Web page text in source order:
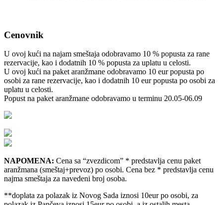
Cenovnik
U ovoj kući na najam smeštaja odobravamo 10 % popusta za rane
rezervacije, kao i dodatnih 10 % popusta za uplatu u celosti.
U ovoj kući na paket aranžmane odobravamo 10 eur popusta po
osobi za rane rezervacije, kao i dodatnih 10 eur popusta po osobi za
uplatu u celosti.
Popust na paket aranžmane odobravamo u terminu 20.05-06.09
NAPOMENA: Cena sa “zvezdicom” * predstavlja cenu paket
aranžmana (smeštaj+prevoz) po osobi. Cena bez * predstavlja cenu
najma smeštaja za navedeni broj osoba.
**doplata za polazak iz Novog Sada iznosi 10eur po osobi, za